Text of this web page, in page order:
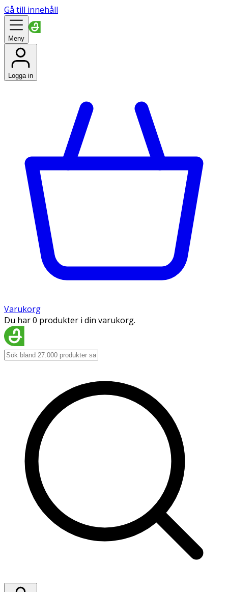
Gå till innehåll
Meny
Logga in
Varukorg
Du har 0 produkter i din varukorg.